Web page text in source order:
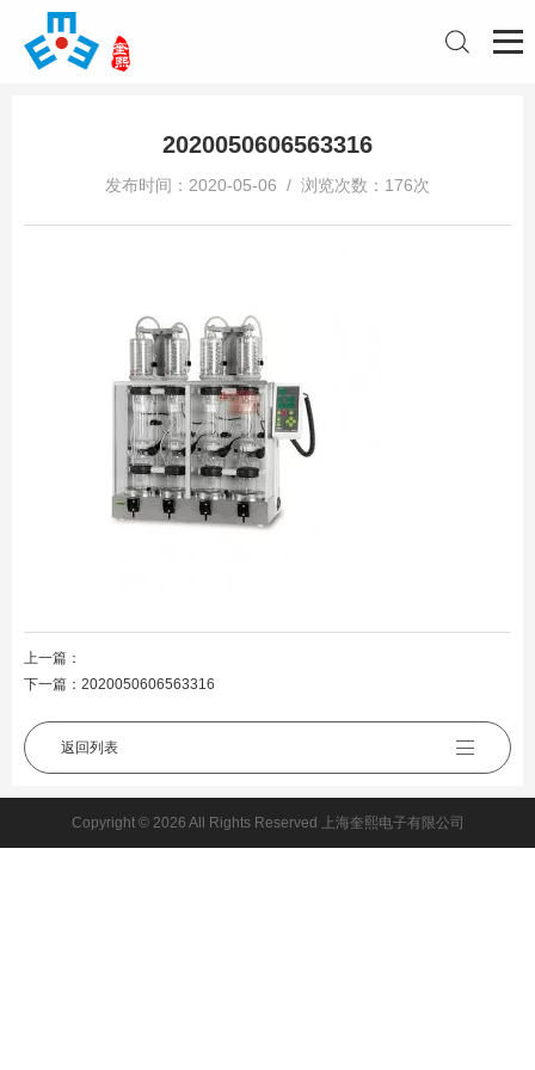
2020050606563316
发布时间：2020-05-06 / 浏览次数：176次
上一篇：
下一篇： 2020050606563316
返回列表
Copyright © 2026 All Rights Reserved 上海奎熙电子有限公司